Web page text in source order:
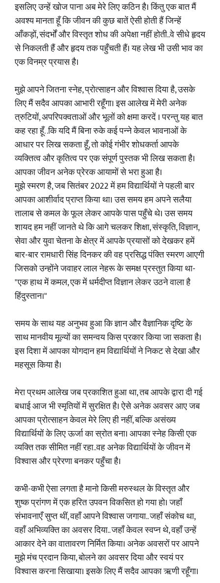
इसलिए उन्हें खोज पाना अब मेरे लिए कठिन है। किंतु एक बात मैं
अवश्य मानता हूँ कि जीवन की कुछ बातें ऐसी होती हैं जिन्हें
आँकड़ों, संदर्भों और विस्तृत शोध की अपेक्षा नहीं होती..वे सीधे हृदय
से निकलती हैं और हृदय तक पहुँचती हैं। यह लेख भी उसी भाव का
एक विनम्र प्रयास है।
मुझे आपने जितना स्नेह, प्रोत्साहन और विश्वास दिया है, उसके
लिए मैं सदैव आपका आभारी रहूँगा। इस आलेख में मेरी अनेक
त्रुटियों, अपरिपक्वताओं और भूलों को क्षमा करदें । परन्तु यह बात
कह रहा हूँ. .कि यदि मैं बिना रुके कई पन्ने केवल भावनाओं के
आधार पर लिख सकता हूँ, तो कोई गंभीर शोधकर्ता आपके
व्यक्तित्व और कृतित्व पर एक संपूर्ण पुस्तक भी लिख सकता है।
आपका जीवन अनेक प्रेरक आयामों से भरा हुआ है।
मुझे स्मरण है, जब सितंबर 2022 में हम विद्यार्थियों ने पहली बार
आपका आशीर्वाद प्राप्त किया था। उस समय हम अपने सलैया
तालाब से कमल के फूल लेकर आपके पास पहुँचे थे। उस समय
शायद हम नहीं जानते थे कि आगे चलकर शिक्षा, संस्कृति, विज्ञान,
सेवा और युवा चेतना के क्षेत्र में आपके प्रयासों को देखकर हमें
बार-बार रामधारी सिंह दिनकर की वह प्रसिद्ध पंक्ति स्मरण आएगी
जिसको उन्होंने जवाहर लाल नेहरू के समक्ष प्रस्तुत किया था-
"एक हाथ में कमल, एक में धर्मदीप्त विज्ञान लेकर उठने वाला है
हिंदुस्तान।"
समय के साथ यह अनुभव हुआ कि ज्ञान और वैज्ञानिक दृष्टि के
साथ मानवीय मूल्यों का समन्वय किस प्रकार किया जा सकता है।
इस दिशा में आपका योगदान हम विद्यार्थियों ने निकट से देखा और
महसूस किया है।
मेरा प्रथम आलेख जब प्रकाशित हुआ था, तब आपके द्वारा दी गई
बधाई आज भी स्मृतियों में सुरक्षित है। ऐसे अनेक अवसर आए जब
आपका प्रोत्साहन केवल मेरे लिए ही नहीं, बल्कि असंख्य
विद्यार्थियों के लिए ऊर्जा का स्रोत बना। आपका स्नेह किसी एक
व्यक्ति तक सीमित नहीं रहा..वह अनेक विद्यार्थियों के जीवन में
विश्वास और प्रेरणा बनकर पहुँचा है।
कभी-कभी ऐसा लगता है मानो किसी मरुस्थल के विस्तृत और
शुष्क प्रांगण में एक हरित उपवन विकसित हो गया हो। जहाँ
संभावनाएँ सुप्त थीं, वहाँ आपने विश्वास जगाया.. जहाँ संकोच था,
वहाँ अभिव्यक्ति का अवसर दिया.. जहाँ केवल स्वप्न थे, वहाँ उन्हें
आकार देने का वातावरण निर्मित किया। अनेक अवसरों पर आपने
मुझे मंच प्रदान किया, बोलने का अवसर दिया और स्वयं पर
विश्वास करना सिखाया। इसके लिए मैं सदैव आपका ऋणी रहूँगा।